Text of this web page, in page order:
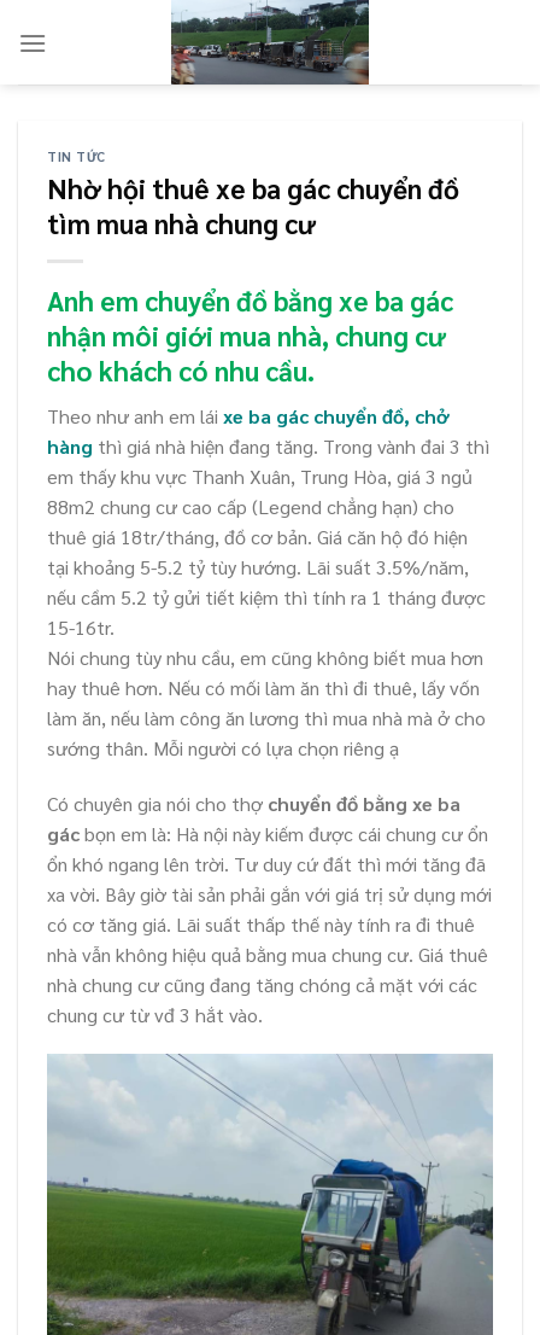
TIN TỨC
Nhờ hội thuê xe ba gác chuyển đồ
tìm mua nhà chung cư
Anh em chuyển đồ bằng xe ba gác
nhận môi giới mua nhà, chung cư
cho khách có nhu cầu.
Theo như anh em lái xe ba gác chuyển đồ, chở
hàng thì giá nhà hiện đang tăng. Trong vành đai 3 thì
em thấy khu vực Thanh Xuân, Trung Hòa, giá 3 ngủ
88m2 chung cư cao cấp (Legend chẳng hạn) cho
thuê giá 18tr/tháng, đồ cơ bản. Giá căn hộ đó hiện
tại khoảng 5-5.2 tỷ tùy hướng. Lãi suất 3.5%/năm,
nếu cầm 5.2 tỷ gửi tiết kiệm thì tính ra 1 tháng được
15-16tr.
Nói chung tùy nhu cầu, em cũng không biết mua hơn
hay thuê hơn. Nếu có mối làm ăn thì đi thuê, lấy vốn
làm ăn, nếu làm công ăn lương thì mua nhà mà ở cho
sướng thân. Mỗi người có lựa chọn riêng ạ
Có chuyên gia nói cho thợ chuyển đồ bằng xe ba
gácbọn em là: Hà nội này kiếm được cái chung cư ổn
ổn khó ngang lên trời. Tư duy cứ đất thì mới tăng đã
xa vời. Bây giờ tài sản phải gắn với giá trị sử dụng mới
có cơ tăng giá. Lãi suất thấp thế này tính ra đi thuê
nhà vẫn không hiệu quả bằng mua chung cư. Giá thuê
nhà chung cư cũng đang tăng chóng cả mặt với các
chung cư từ vđ 3 hắt vào.